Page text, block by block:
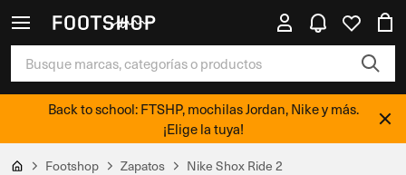
Back to school: FTSHP, mochilas Jordan, Nike y más.
¡Elige la tuya!
Footshop Zapatos Nike Shox Ride 2